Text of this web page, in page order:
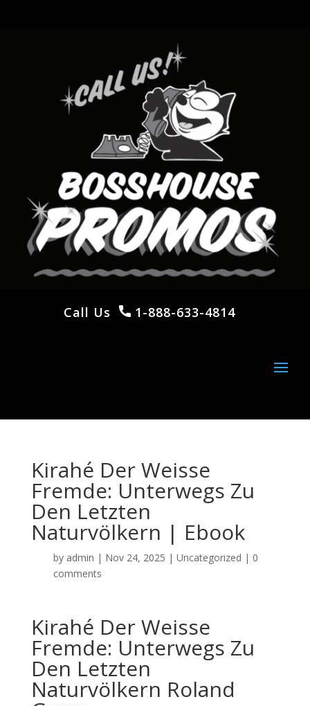
Call Us 1-888-633-4814
Kirahé Der Weisse
Fremde: Unterwegs Zu
Den Letzten
Naturvölkern | Ebook
by admin | Nov 24, 2025 | Uncategorized | 0
comments
Kirahé Der Weisse
Fremde: Unterwegs Zu
Den Letzten
Naturvölkern Roland